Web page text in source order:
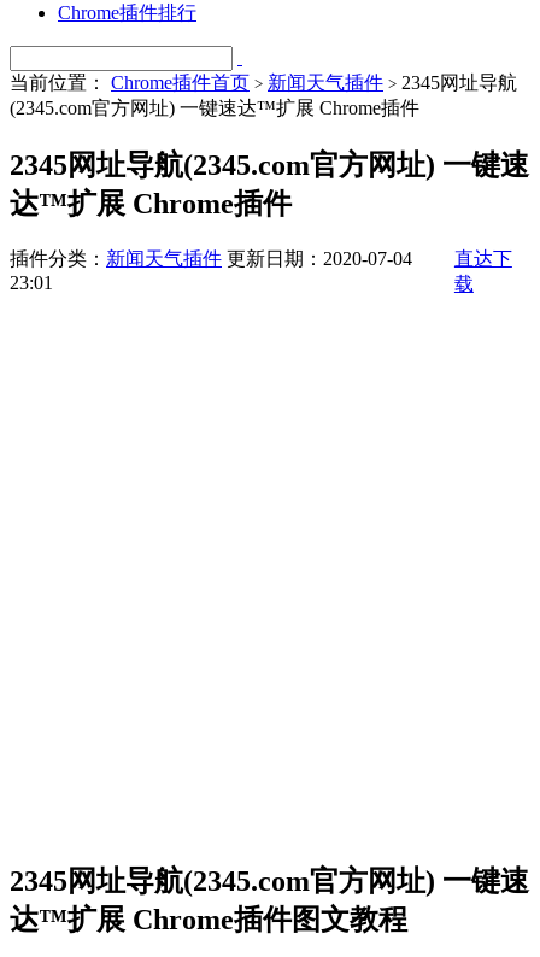
Chrome插件排行
当前位置： Chrome插件首页 > 新闻天气插件 > 2345网址导航
(2345.com官方网址) 一键速达™扩展 Chrome插件
2345网址导航(2345.com官方网址) 一键速
达™扩展 Chrome插件
插件分类： 新闻天气插件 更新日期：2020-07-04
23:01
直达下
载
2345网址导航(2345.com官方网址) 一键速
达™扩展 Chrome插件图文教程